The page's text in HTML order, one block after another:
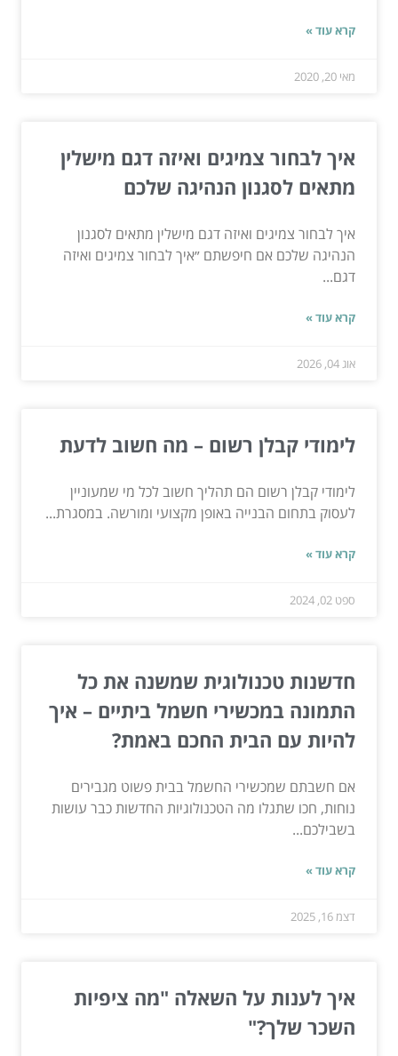
קרא עוד »
מאי 20, 2020
איך לבחור צמיגים ואיזה דגם מישלין
מתאים לסגנון הנהיגה שלכם
איך לבחור צמיגים ואיזה דגם מישלין מתאים לסגנון
הנהיגה שלכם אם חיפשתם ״איך לבחור צמיגים ואיזה
דגם...
קרא עוד »
אוג 04, 2026
לימודי קבלן רשום – מה חשוב לדעת
לימודי קבלן רשום הם תהליך חשוב לכל מי שמעוניין
לעסוק בתחום הבנייה באופן מקצועי ומורשה. במסגרת...
קרא עוד »
ספט 02, 2024
חדשנות טכנולוגית שמשנה את כל
התמונה במכשירי חשמל ביתיים – איך
להיות עם הבית החכם באמת?
אם חשבתם שמכשירי החשמל בבית פשוט מגבירים
נוחות, חכו שתגלו מה הטכנולוגיות החדשות כבר עושות
בשבילכם...
קרא עוד »
דצמ 16, 2025
איך לענות על השאלה "מה ציפיות
השכר שלך?"